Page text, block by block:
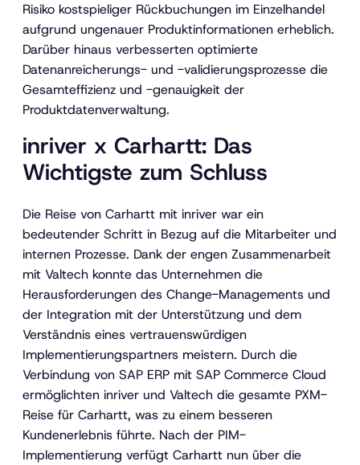
Risiko kostspieliger Rückbuchungen im Einzelhandel
aufgrund ungenauer Produktinformationen erheblich.
Darüber hinaus verbesserten optimierte
Datenanreicherungs- und -validierungsprozesse die
Gesamteffizienz und -genauigkeit der
Produktdatenverwaltung.
inriver x Carhartt: Das
Wichtigste zum Schluss
Die Reise von Carhartt mit inriver war ein
bedeutender Schritt in Bezug auf die Mitarbeiter und
internen Prozesse. Dank der engen Zusammenarbeit
mit Valtech konnte das Unternehmen die
Herausforderungen des Change-Managements und
der Integration mit der Unterstützung und dem
Verständnis eines vertrauenswürdigen
Implementierungspartners meistern. Durch die
Verbindung von SAP ERP mit SAP Commerce Cloud
ermöglichten inriver und Valtech die gesamte PXM-
Reise für Carhartt, was zu einem besseren
Kundenerlebnis führte. Nach der PIM-
Implementierung verfügt Carhartt nun über die